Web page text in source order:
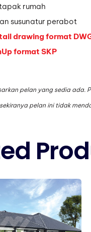
rumah
susunatur perabot
drawing format
format SKP
pelan yang sedia ada.
pelan ini tidak